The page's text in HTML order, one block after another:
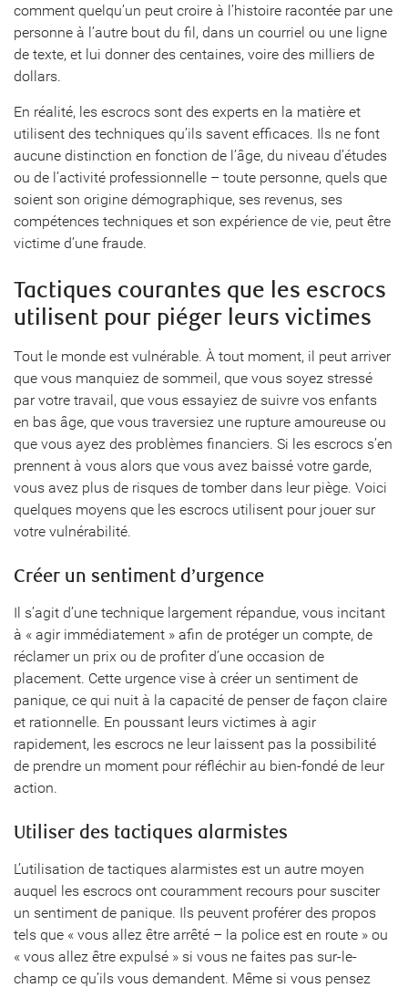
comment quelqu’un peut croire à l’histoire racontée par une
personne à l’autre bout du fil, dans un courriel ou une ligne
de texte, et lui donner des centaines, voire des milliers de
dollars.
En réalité, les escrocs sont des experts en la matière et
utilisent des techniques qu’ils savent efficaces. Ils ne font
aucune distinction en fonction de l’âge, du niveau d’études
ou de l’activité professionnelle – toute personne, quels que
soient son origine démographique, ses revenus, ses
compétences techniques et son expérience de vie, peut être
victime d’une fraude.
Tactiques courantes que les escrocs
utilisent pour piéger leurs victimes
Tout le monde est vulnérable. À tout moment, il peut arriver
que vous manquiez de sommeil, que vous soyez stressé
par votre travail, que vous essayiez de suivre vos enfants
en bas âge, que vous traversiez une rupture amoureuse ou
que vous ayez des problèmes financiers. Si les escrocs s’en
prennent à vous alors que vous avez baissé votre garde,
vous avez plus de risques de tomber dans leur piège. Voici
quelques moyens que les escrocs utilisent pour jouer sur
votre vulnérabilité.
Créer un sentiment d’urgence
Il s’agit d’une technique largement répandue, vous incitant
à « agir immédiatement » afin de protéger un compte, de
réclamer un prix ou de profiter d’une occasion de
placement. Cette urgence vise à créer un sentiment de
panique, ce qui nuit à la capacité de penser de façon claire
et rationnelle. En poussant leurs victimes à agir
rapidement, les escrocs ne leur laissent pas la possibilité
de prendre un moment pour réfléchir au bien-fondé de leur
action.
Utiliser des tactiques alarmistes
L’utilisation de tactiques alarmistes est un autre moyen
auquel les escrocs ont couramment recours pour susciter
un sentiment de panique. Ils peuvent proférer des propos
tels que « vous allez être arrêté – la police est en route » ou
« vous allez être expulsé » si vous ne faites pas sur-le-
champ ce qu’ils vous demandent. Même si vous pensez